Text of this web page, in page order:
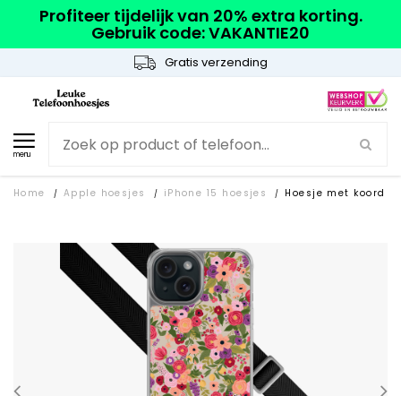
Profiteer tijdelijk van 20% extra korting.
Gebruik code: VAKANTIE20
Gratis verzending
menu
Home / Apple hoesjes / iPhone 15 hoesjes / Hoesje met koord